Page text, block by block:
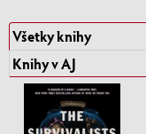
Všetky knihy
Knihy v AJ